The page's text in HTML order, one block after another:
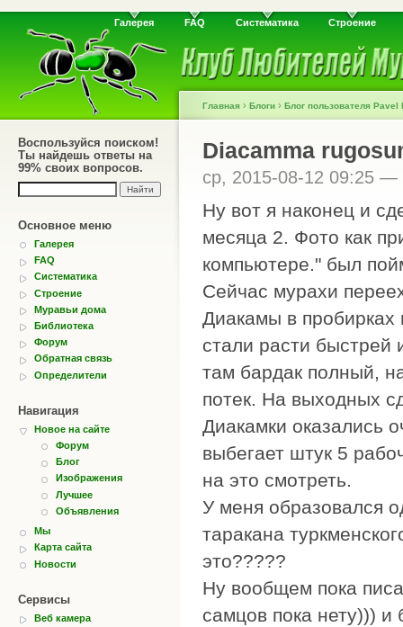
Галерея FAQ Систематика Строение
Воспользуйся поиском!
Ты найдешь ответы на
99% своих вопросов.
Основное меню
Галерея
FAQ
Систематика
Строение
Муравьи дома
Библиотека
Форум
Обратная связь
Определители
Навигация
Новое на сайте
Форум
Блог
Изображения
Лучшее
Объявления
Мы
Карта сайта
Новости
Сервисы
Веб камера
Главная › Блоги › Блог пользователя Pavel
Diacamma
ср, 2015-08-12 09:25 —
Ну вот я наконец и
месяца 2. Фото как
компьютере." был
Сейчас мурахи
Диакамы в пробирках
стали расти быстрей
там бардак полный,
потек. На выходных
Диакамки оказались
выбегает штук 5
на это смотреть.
У меня образовался
таракана
это?????
Ну вообщем пока
самцов пока нету)))